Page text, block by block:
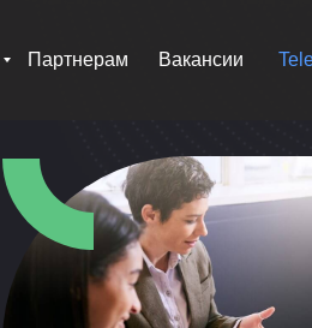
Вакансии
Партнерам